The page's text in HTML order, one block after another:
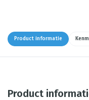
Product informatie
Product